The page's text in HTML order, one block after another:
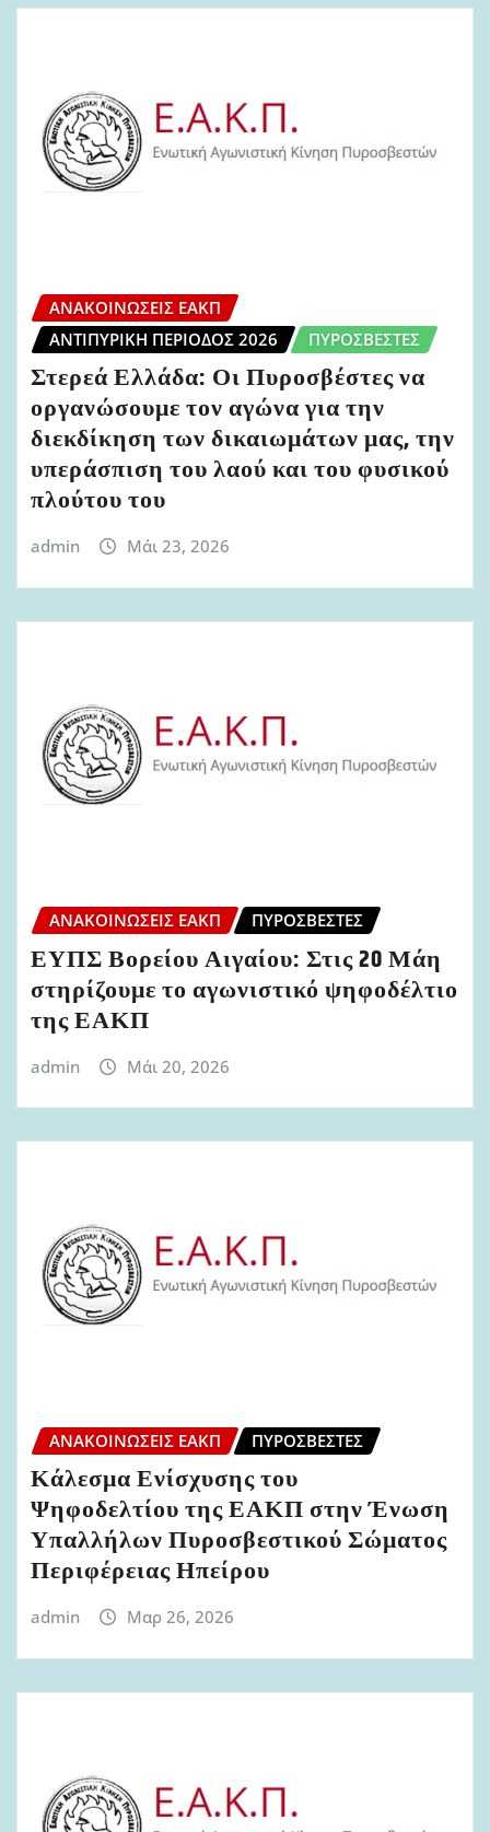
ΑΝΑΚΟΙΝΏΣΕΙΣ ΕΑΚΠ
ΑΝΤΙΠΥΡΙΚΉ ΠΕΡΊΟΔΟΣ 2026
ΠΥΡΟΣΒΈΣΤΕΣ
Στερεά Ελλάδα: Οι Πυροσβέστες να
οργανώσουμε τον αγώνα για την
διεκδίκηση των δικαιωμάτων μας, την
υπεράσπιση του λαού και του φυσικού
πλούτου του
admin Μάι 23, 2026
ΑΝΑΚΟΙΝΏΣΕΙΣ ΕΑΚΠ ΠΥΡΟΣΒΈΣΤΕΣ
ΕΥΠΣ Βορείου Αιγαίου: Στις 20 Μάη
στηρίζουμε το αγωνιστικό ψηφοδέλτιο
της ΕΑΚΠ
admin Μάι 20, 2026
ΑΝΑΚΟΙΝΏΣΕΙΣ ΕΑΚΠ ΠΥΡΟΣΒΈΣΤΕΣ
Κάλεσμα Ενίσχυσης του
Ψηφοδελτίου της ΕΑΚΠ στην Ένωση
Υπαλλήλων Πυροσβεστικού Σώματος
Περιφέρειας Ηπείρου
admin Μαρ 26, 2026